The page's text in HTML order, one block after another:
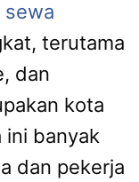
sewa
terutama
dan
kota
banyak
dan pekerja